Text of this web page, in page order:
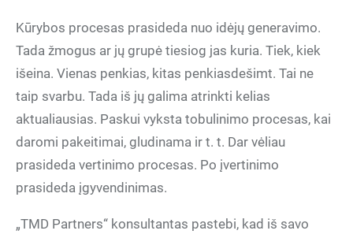
Kūrybos procesas prasideda nuo idėjų generavimo.
Tada žmogus ar jų grupė tiesiog jas kuria. Tiek, kiek
išeina. Vienas penkias, kitas penkiasdešimt. Tai ne
taip svarbu. Tada iš jų galima atrinkti kelias
aktualiausias. Paskui vyksta tobulinimo procesas, kai
daromi pakeitimai, gludinama ir t. t. Dar vėliau
prasideda vertinimo procesas. Po įvertinimo
prasideda įgyvendinimas.
„TMD Partners“ konsultantas pastebi, kad iš savo